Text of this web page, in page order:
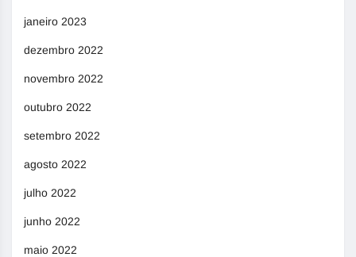
janeiro 2023
dezembro 2022
novembro 2022
outubro 2022
setembro 2022
agosto 2022
julho 2022
junho 2022
maio 2022